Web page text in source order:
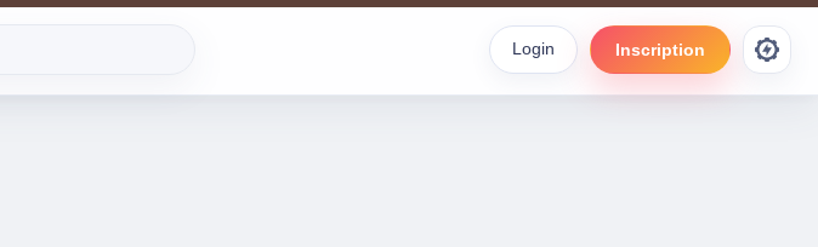
Login Inscription